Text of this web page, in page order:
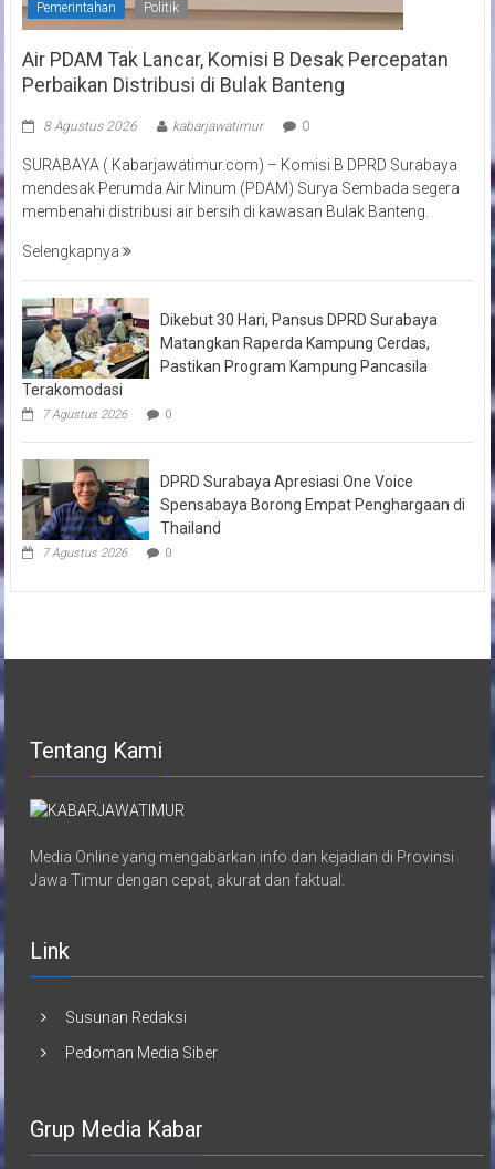
Pemerintahan Politik
Air PDAM Tak Lancar, Komisi B Desak Percepatan
Perbaikan Distribusi di Bulak Banteng
8 Agustus 2026 kabarjawatimur 0
SURABAYA ( Kabarjawatimur.com) – Komisi B DPRD Surabaya
mendesak Perumda Air Minum (PDAM) Surya Sembada segera
membenahi distribusi air bersih di kawasan Bulak Banteng.
Selengkapnya
Dikebut 30 Hari, Pansus DPRD Surabaya
Matangkan Raperda Kampung Cerdas,
Pastikan Program Kampung Pancasila
Terakomodasi
7 Agustus 2026 0
DPRD Surabaya Apresiasi One Voice
Spensabaya Borong Empat Penghargaan di
Thailand
7 Agustus 2026 0
Tentang Kami
Media Online yang mengabarkan info dan kejadian di Provinsi
Jawa Timur dengan cepat, akurat dan faktual.
Link
Susunan Redaksi
Pedoman Media Siber
Grup Media Kabar